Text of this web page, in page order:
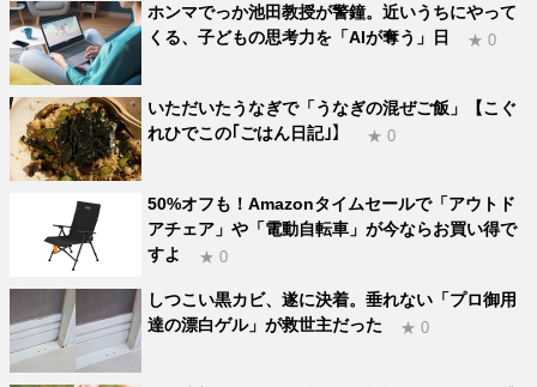
ホンマでっか池田教授が警鐘。近いうちにやって
くる、子どもの思考力を「AIが奪う」日
★ 0
いただいたうなぎで「うなぎの混ぜご飯」【こぐ
れひでこの｢ごはん日記｣】
★ 0
50%オフも！Amazonタイムセールで「アウトド
アチェア」や「電動自転車」が今ならお買い得で
すよ
★ 0
しつこい黒カビ、遂に決着。垂れない「プロ御用
達の漂白ゲル」が救世主だった
★ 0